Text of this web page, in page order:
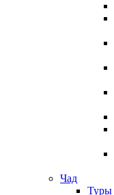
Чад
Туры